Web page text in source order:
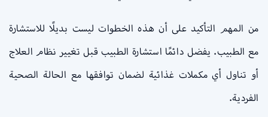
من المهم التأكيد على أن هذه الخطوات ليست بديلًا للاستشارة
مع الطبيب. يفضل دائمًا استشارة الطبيب قبل تغيير نظام العلاج
أو تناول أي مكملات غذائية لضمان توافقها مع الحالة الصحية
الفردية.